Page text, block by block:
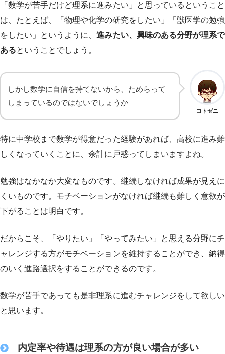
「数学が苦手だけど理系に進みたい」と思っているということ
は、たとえば、「物理や化学の研究をしたい」「獣医学の勉強
をしたい」というように、 進みたい、興味のある分野が理系で
あるということでしょう。
コトゼニ
しかし数学に自信を持てないから、ためらって
しまっているのではないでしょうか
特に中学校まで数学が得意だった経験があれば、高校に進み難
しくなっていくことに、余計に戸惑ってしまいますよね。
勉強はなかなか大変なものです。継続しなければ成果が見えに
くいものです。モチベーションがなければ継続も難しく意欲が
下がることは明白です。
だからこそ、「やりたい」「やってみたい」と思える分野にチ
ャレンジする方がモチベーションを維持することができ、納得
のいく進路選択をすることができるのです。
数学が苦手であっても是非理系に進むチャレンジをして欲しい
と思います。
内定率や待遇は理系の方が良い場合が多い